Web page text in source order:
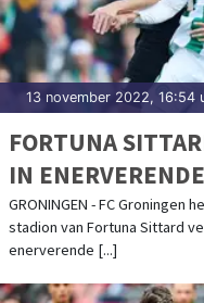
13 november 2022, 16:54
FORTUNA
IN
GRONINGEN - FC
stadion van Fortuna Sittard
enerverende [...]